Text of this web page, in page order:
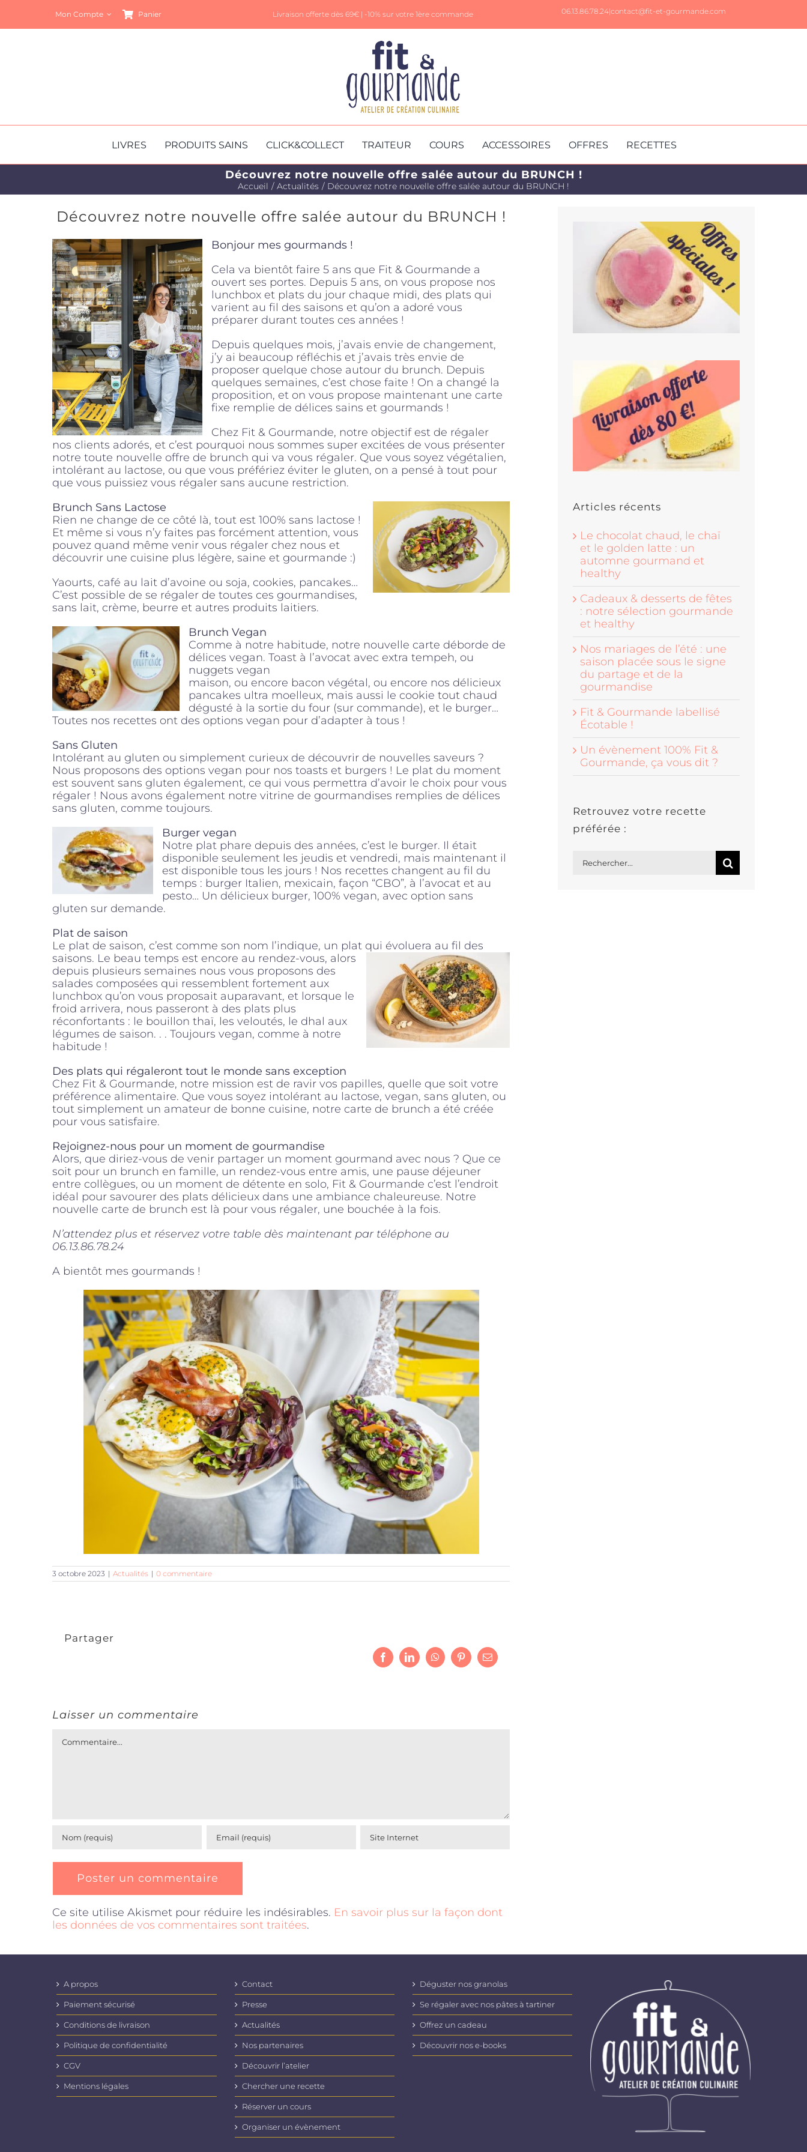
contenu
Mon Compte Panier Livraison offerte dès 69€ | -10% sur votre 1ère commande 06.13.86.78.24|contact@fit-et-gourmande.com
LIVRES PRODUITS SAINS CLICK&COLLECT TRAITEUR COURS ACCESSOIRES OFFRES RECETTES
Découvrez notre nouvelle offre salée autour du BRUNCH !
Accueil Actualités Découvrez notre nouvelle offre salée autour du BRUNCH !
Découvrez notre nouvelle offre salée autour du BRUNCH !
Bonjour mes gourmands !
Cela va bientôt faire 5 ans que Fit & Gourmande a
ouvert ses portes. Depuis 5 ans, on vous propose nos
lunchbox et plats du jour chaque midi, des plats qui
varient au fil des saisons et qu’on a adoré vous
préparer durant toutes ces années !
Depuis quelques mois, j’avais envie de changement,
j’y ai beaucoup réfléchis et j’avais très envie de
proposer quelque chose autour du brunch. Depuis
quelques semaines, c’est chose faite ! On a changé la
proposition, et on vous propose maintenant une carte
fixe remplie de délices sains et gourmands !
Chez Fit & Gourmande, notre objectif est de régaler
nos clients adorés, et c’est pourquoi nous sommes super excitées de vous présenter
notre toute nouvelle offre de brunch qui va vous régaler. Que vous soyez végétalien,
intolérant au lactose, ou que vous préfériez éviter le gluten, on a pensé à tout pour
que vous puissiez vous régaler sans aucune restriction.
Brunch Sans Lactose
Rien ne change de ce côté là, tout est 100% sans lactose !
Et même si vous n’y faites pas forcément attention, vous
pouvez quand même venir vous régaler chez nous et
découvrir une cuisine plus légère, saine et gourmande :)
Yaourts, café au lait d’avoine ou soja, cookies, pancakes…
C’est possible de se régaler de toutes ces gourmandises,
sans lait, crème, beurre et autres produits laitiers.
Brunch Vegan
Comme à notre habitude, notre nouvelle carte déborde de
délices vegan. Toast à l’avocat avec extra tempeh, ou
nuggets vegan
maison, ou encore bacon végétal, ou encore nos délicieux
pancakes ultra moelleux, mais aussi le cookie tout chaud
dégusté à la sortie du four (sur commande), et le burger…
Toutes nos recettes ont des options vegan pour d’adapter à tous !
Sans Gluten
Intolérant au gluten ou simplement curieux de découvrir de nouvelles saveurs ?
Nous proposons des options vegan pour nos toasts et burgers ! Le plat du moment
est souvent sans gluten également, ce qui vous permettra d’avoir le choix pour vous
régaler ! Nous avons également notre vitrine de gourmandises remplies de délices
sans gluten, comme toujours.
Burger vegan
Notre plat phare depuis des années, c’est le burger. Il était
disponible seulement les jeudis et vendredi, mais maintenant il
est disponible tous les jours ! Nos recettes changent au fil du
temps : burger Italien, mexicain, façon “CBO”, à l’avocat et au
pesto… Un délicieux burger, 100% vegan, avec option sans
gluten sur demande.
Plat de saison
Le plat de saison, c’est comme son nom l’indique, un plat qui évoluera au fil des
saisons. Le beau temps est encore au rendez-vous, alors
depuis plusieurs semaines nous vous proposons des
salades composées qui ressemblent fortement aux
lunchbox qu’on vous proposait auparavant, et lorsque le
froid arrivera, nous passeront à des plats plus
réconfortants : le bouillon thaï, les veloutés, le dhal aux
légumes de saison. . . Toujours vegan, comme à notre
habitude !
Des plats qui régaleront tout le monde sans exception
Chez Fit & Gourmande, notre mission est de ravir vos papilles, quelle que soit votre
préférence alimentaire. Que vous soyez intolérant au lactose, vegan, sans gluten, ou
tout simplement un amateur de bonne cuisine, notre carte de brunch a été créée
pour vous satisfaire.
Rejoignez-nous pour un moment de gourmandise
Alors, que diriez-vous de venir partager un moment gourmand avec nous ? Que ce
soit pour un brunch en famille, un rendez-vous entre amis, une pause déjeuner
entre collègues, ou un moment de détente en solo, Fit & Gourmande c’est l’endroit
idéal pour savourer des plats délicieux dans une ambiance chaleureuse. Notre
nouvelle carte de brunch est là pour vous régaler, une bouchée à la fois.
N’attendez plus et réservez votre table dès maintenant par téléphone au
06.13.86.78.24
A bientôt mes gourmands !
3 octobre 2023 | Actualités | 0 commentaire
Partager
FacebookLinkedInWhatsAppPinterestEmail
Laisser un commentaire
Ce site utilise Akismet pour réduire les indésirables. En savoir plus sur la façon dont
les données de vos commentaires sont traitées.
Articles récents
Le chocolat chaud, le chaï
et le golden latte : un
automne gourmand et
healthy
Cadeaux & desserts de fêtes
: notre sélection gourmande
et healthy
Nos mariages de l’été : une
saison placée sous le signe
du partage et de la
gourmandise
Fit & Gourmande labellisé
Écotable !
Un évènement 100% Fit &
Gourmande, ça vous dit ?
Retrouvez votre recette
préférée :
A propos
Paiement sécurisé
Conditions de livraison
Politique de confidentialité
CGV
Mentions légales
Contact
Presse
Actualités
Nos partenaires
Découvrir l’atelier
Chercher une recette
Réserver un cours
Organiser un évènement
Déguster nos granolas
Se régaler avec nos pâtes à tartiner
Offrez un cadeau
Découvrir nos e-books